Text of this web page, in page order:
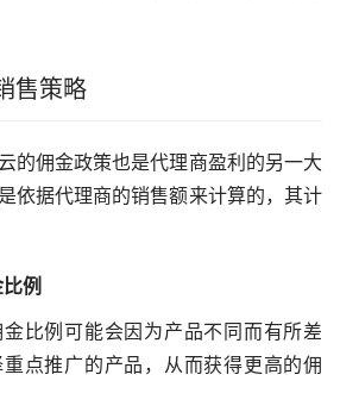
售策略
的佣金政策也是代理商盈利的另一大
依据代理商的销售额来计算的，其计
例
比例可能会因为产品不同而有所差
点推广的产品，从而获得更高的佣